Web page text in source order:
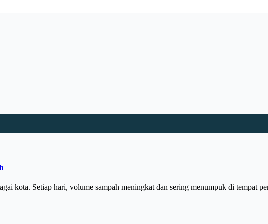
kota. Setiap hari, volume sampah meningkat dan sering menumpuk di tempat